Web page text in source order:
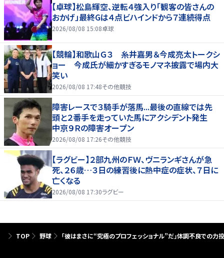
【卓球】松島輝空、逆転４強入り「観客の皆さんの
おかげ」最終Gは４点ビハインドから７連続得点
2026/08/08 15:08卓球
【競輪】和歌山Ｇ３ 糸井嘉男＆今成亮太トークシ
ョー 今成氏が細かすぎるモノマネ披露で場内大
笑い
2026/08/08 17:48その他競技
障害レースで３騎手が落馬...最後の直線では先
頭と２番手を走っていた馬にアクシデント発生
中京９Ｒの障害オープン
2026/08/08 17:26その他競技
【ラグビー】２部九州のＦＷ、ヴニランギさんが急
死、２６歳…３日の練習後に熱中症の症状、７日に
亡くなる
2026/08/08 17:30ラグビー
TOP 野球 「彼はまさに“究極のプロフェッショナル”だ」体調不良での